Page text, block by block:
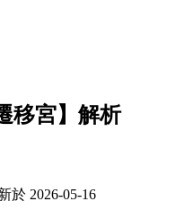
移宮】解析
於 2026-05-16